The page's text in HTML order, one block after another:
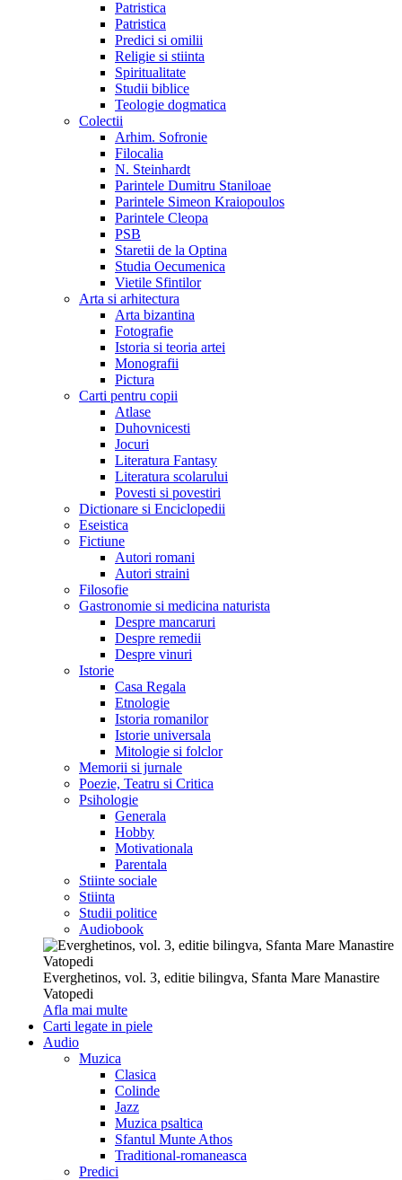
Patristica
Patristica
Predici si omilii
Religie si stiinta
Spiritualitate
Studii biblice
Teologie dogmatica
Colectii
Arhim. Sofronie
Filocalia
N. Steinhardt
Parintele Dumitru Staniloae
Parintele Simeon Kraiopoulos
Parintele Cleopa
PSB
Staretii de la Optina
Studia Oecumenica
Vietile Sfintilor
Arta si arhitectura
Arta bizantina
Fotografie
Istoria si teoria artei
Monografii
Pictura
Carti pentru copii
Atlase
Duhovnicesti
Jocuri
Literatura Fantasy
Literatura scolarului
Povesti si povestiri
Dictionare si Enciclopedii
Eseistica
Fictiune
Autori romani
Autori straini
Filosofie
Gastronomie si medicina naturista
Despre mancaruri
Despre remedii
Despre vinuri
Istorie
Casa Regala
Etnologie
Istoria romanilor
Istorie universala
Mitologie si folclor
Memorii si jurnale
Poezie, Teatru si Critica
Psihologie
Generala
Hobby
Motivationala
Parentala
Stiinte sociale
Stiinta
Studii politice
Audiobook
Everghetinos, vol. 3, editie bilingva, Sfanta Mare Manastire
Vatopedi
Afla mai multe
Carti legate in piele
Audio
Muzica
Clasica
Colinde
Jazz
Muzica psaltica
Sfantul Munte Athos
Traditional-romaneasca
Predici